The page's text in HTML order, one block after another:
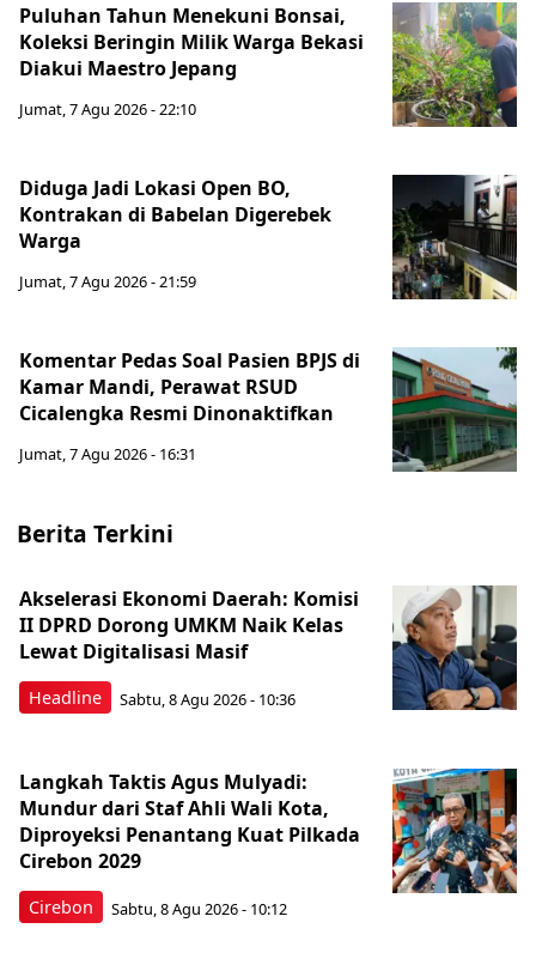
Puluhan Tahun Menekuni Bonsai,
Koleksi Beringin Milik Warga Bekasi
Diakui Maestro Jepang
Jumat, 7 Agu 2026 - 22:10
Diduga Jadi Lokasi Open BO,
Kontrakan di Babelan Digerebek
Warga
Jumat, 7 Agu 2026 - 21:59
Komentar Pedas Soal Pasien BPJS di
Kamar Mandi, Perawat RSUD
Cicalengka Resmi Dinonaktifkan
Jumat, 7 Agu 2026 - 16:31
Berita Terkini
Headline
Akselerasi Ekonomi Daerah: Komisi
II DPRD Dorong UMKM Naik Kelas
Lewat Digitalisasi Masif
Sabtu, 8 Agu 2026 - 10:36
Cirebon
Langkah Taktis Agus Mulyadi:
Mundur dari Staf Ahli Wali Kota,
Diproyeksi Penantang Kuat Pilkada
Cirebon 2029
Sabtu, 8 Agu 2026 - 10:12